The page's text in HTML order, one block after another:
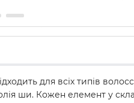
для всіх типів
ши. Кожен елемент у